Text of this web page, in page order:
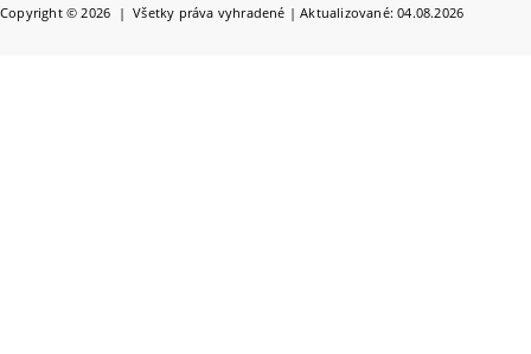
Copyright © 2026 | Všetky práva vyhradené | Aktualizované: 04.08.2026